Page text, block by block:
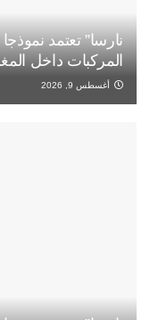
نارسا” تعتمد
المركبات داخل
أغسطس 9, 2026